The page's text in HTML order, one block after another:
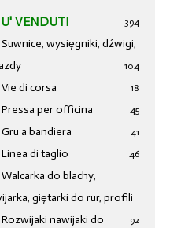
VENDUTI 394
Suwnice, wysięgniki, dźwigi,
104
Vie di corsa 18
Pressa per officina 45
Gru a bandiera 41
Linea di taglio 46
Walcarka do blachy,
giętarki do rur, profili
92
Rozwijaki nawijaki do